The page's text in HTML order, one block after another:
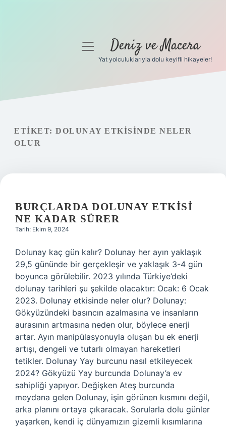
Gizlilik Politikası
Hakkımızda
menüyüDeniz ve Macera
Yat yolculuklarıyla dolu keyifli hikayeler!
ETIKET: DOLUNAY ETKISINDE NELER
OLUR
BURÇLARDA DOLUNAY ETKISI
NE KADAR SÜRER
Tarih: Ekim 9, 2024
Dolunay kaç gün kalır? Dolunay her ayın yaklaşık
29,5 gününde bir gerçekleşir ve yaklaşık 3-4 gün
boyunca görülebilir. 2023 yılında Türkiye’deki
dolunay tarihleri ​​şu şekilde olacaktır: Ocak: 6 Ocak
2023. Dolunay etkisinde neler olur? Dolunay:
Gökyüzündeki basıncın azalmasına ve insanların
aurasının artmasına neden olur, böylece enerji
artar. Ayın manipülasyonuyla oluşan bu ek enerji
artışı, dengeli ve tutarlı olmayan hareketleri
tetikler. Dolunay Yay burcunu nasıl etkileyecek
2024? Gökyüzü Yay burcunda Dolunay’a ev
sahipliği yapıyor. Değişken Ateş burcunda
meydana gelen Dolunay, işin görünen kısmını değil,
arka planını ortaya çıkaracak. Sorularla dolu günler
yaşarken, kendi iç dünyamızın gizemli kısımlarına